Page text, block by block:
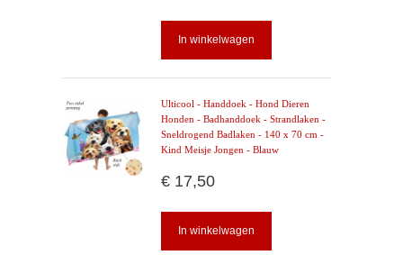
In winkelwagen
Ulticool - Handdoek - Hond Dieren
Honden - Badhanddoek - Strandlaken -
Sneldrogend Badlaken - 140 x 70 cm -
Kind Meisje Jongen - Blauw
€ 17,50
In winkelwagen